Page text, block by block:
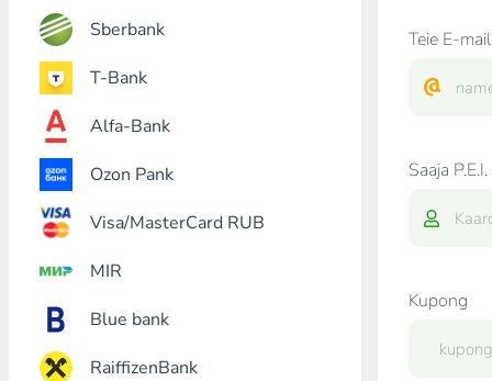
Sberbank
T-Bank
Alfa-Bank
Ozon Pank
Visa/MasterCard RUB
MIR
Blue bank
RaiffizenBank
Teie E-
Saaja P.E.I.
Kupong